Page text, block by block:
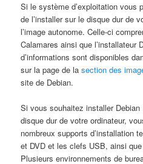
Si le système d’exploitation
de l’installer sur le disque dur de
l’image autonome. Celle-ci
Calamares ainsi que l’installateur
d’informations sont disponibles
sur la page de lasection des
site de Debian.
Si vous souhaitez installer Debian
disque dur de votre ordinateur,
nombreux supports d’installation
et DVD et les clefs USB, ainsi
Plusieurs environnements de